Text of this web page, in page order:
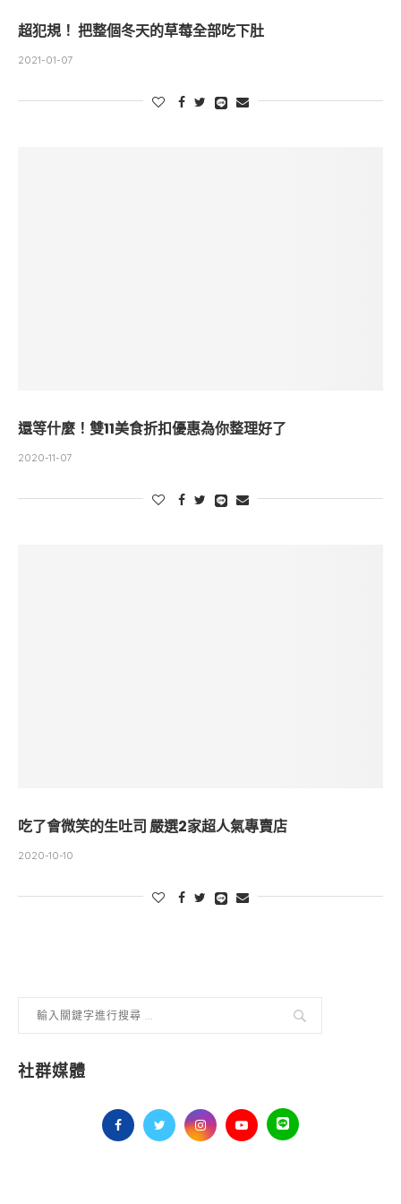
超犯規！ 把整個冬天的草莓全部吃下肚
2021-01-07
還等什麼！雙11美食折扣優惠為你整理好了
2020-11-07
吃了會微笑的生吐司 嚴選2家超人氣專賣店
2020-10-10
社群媒體